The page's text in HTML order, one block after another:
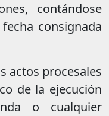
contándose
consignada
actos procesales
de la ejecución
o cualquier